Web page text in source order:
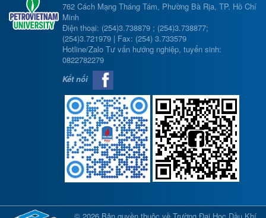
762 Cách Mạng Tháng Tám, Phường Bà Rịa, TP. Hồ Chí
Minh
Điện thoại: (254)3.738879 ; (254)3.738877;
(254)3.721979 | Fax: (254) 3.733579
Hotline/Zalo Tư vấn hướng nghiệp, tuyển sinh:
0822782279
Kết nối